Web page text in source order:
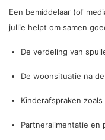
Een bemiddelaar (of
jullie helpt om samen
De verdeling van
De woonsituatie na
Kinderafspraken
Partneralimentatie en